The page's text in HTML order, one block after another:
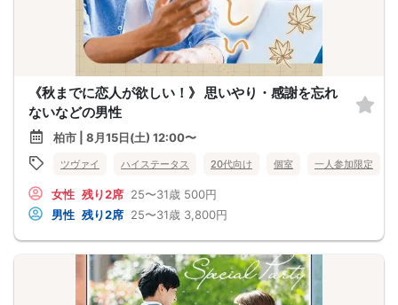
《秋までに恋人が欲しい！》 思いやり・感謝を忘れ
ないなどの男性
柏市 | 8月15日(土) 12:00〜
ツヴァイ ハイステータス 20代向け 個室 一人参加限定
女性 残り2席 25〜31歳 500円
男性 残り2席 25〜31歳 3,800円